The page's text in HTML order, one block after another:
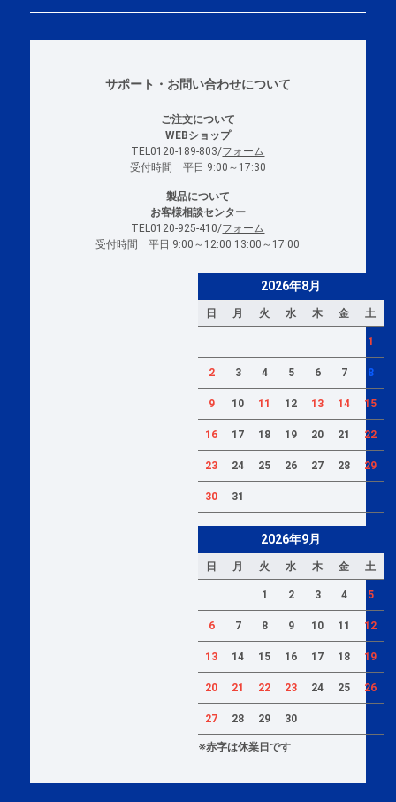
サポート・お問い合わせについて
ご注文について
WEBショップ
TEL0120-189-803/フォーム
受付時間 平日 9:00～17:30
製品について
お客様相談センター
TEL0120-925-410/フォーム
受付時間 平日 9:00～12:00 13:00～17:00
2026年8月
日 月 火 水 木 金 土
1
2 3 4 5 6 7 8
9 10 11 12 13 14 15
16 17 18 19 20 21 22
23 24 25 26 27 28 29
30 31
2026年9月
日 月 火 水 木 金 土
1 2 3 4 5
6 7 8 9 10 11 12
13 14 15 16 17 18 19
20 21 22 23 24 25 26
27 28 29 30
※赤字は休業日です